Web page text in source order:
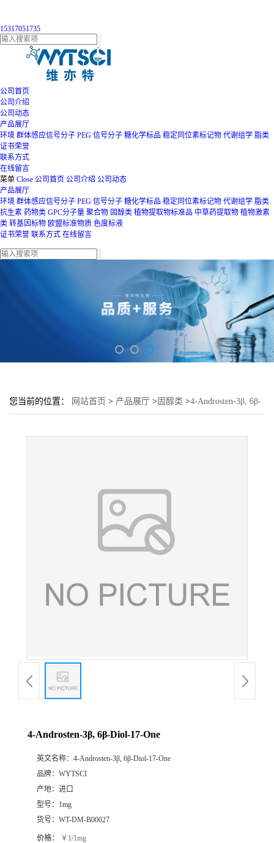
15317051735
公司首页
公司介绍
公司动态
产品展厅
环境 群体感应信号分子 PEG 信号分子 糖化学标品 稳定同位素标记物 代谢组学 脂类
证书荣誉
联系方式
在线留言
菜单 Close 公司首页 公司介绍 公司动态
产品展厅
环境 群体感应信号分子 PEG 信号分子 糖化学标品 稳定同位素标记物 代谢组学 脂类
抗生素 药物类 GPC分子量 聚合物 固醇类 植物提取物标准品 中草药提取物 植物激素
类 转基因标物 欧盟标准物质 色度标液
证书荣誉 联系方式 在线留言
您当前的位置： 网站首页 > 产品展厅 > 固醇类 >4-Androsten-3β, 6β-
4-Androsten-3β, 6β-Diol-17-One
英文名称： 4-Androsten-3β, 6β-Diol-17-One
品牌： WYTSCI
产地： 进口
型号： 1mg
货号： WT-DM-B00027
价格： ￥1/1mg